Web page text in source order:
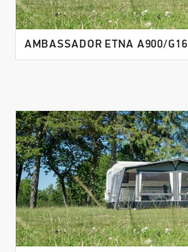
AMBASSADOR ETNA A900/G16